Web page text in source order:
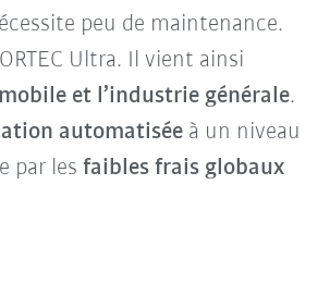
peu de maintenance.
Ultra. Il vient ainsi
et l’industrie générale.
automatisée à un niveau
par les faibles frais globaux